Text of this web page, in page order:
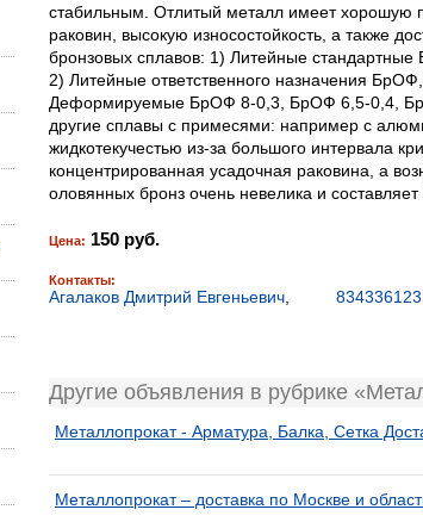
стабильным. Отлитый металл имеет хорошую
раковин, высокую износостойкость, а также
бронзовых сплавов: 1) Литейные
2) Литейные ответственного назначения
Деформируемые БрОФ 8-0,3, БрОФ 6,5-0,4,
другие сплавы с примесями: например с
жидкотекучестью из-за большого интервала
концентрированная усадочная раковина, а
оловянных бронз очень невелика и
Цена: 150 руб.
Контакты:
Агалаков Дмитрий Евгеньевич
Другие объявления в рубрике
Металлопрокат - Арматура, Балка, Сетка
Металлопрокат – доставка по Москве и